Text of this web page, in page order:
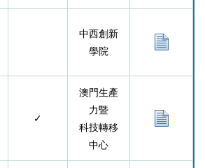
中西創新
學院
✓
澳門生產
力暨
科技轉移
中心